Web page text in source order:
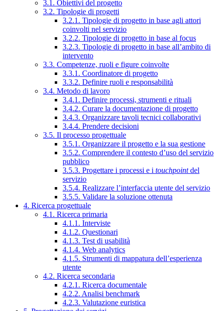
3.1. Obiettivi del progetto
3.2. Tipologie di progetti
3.2.1. Tipologie di progetto in base agli attori
coinvolti nel servizio
3.2.2. Tipologie di progetto in base al focus
3.2.3. Tipologie di progetto in base all’ambito di
intervento
3.3. Competenze, ruoli e figure coinvolte
3.3.1. Coordinatore di progetto
3.3.2. Definire ruoli e responsabilità
3.4. Metodo di lavoro
3.4.1. Definire processi, strumenti e rituali
3.4.2. Curare la documentazione di progetto
3.4.3. Organizzare tavoli tecnici collaborativi
3.4.4. Prendere decisioni
3.5. Il processo progettuale
3.5.1. Organizzare il progetto e la sua gestione
3.5.2. Comprendere il contesto d’uso del servizio
pubblico
3.5.3. Progettare i processi e i touchpointdel
servizio
3.5.4. Realizzare l’interfaccia utente del servizio
3.5.5. Validare la soluzione ottenuta
4. Ricerca progettuale
4.1. Ricerca primaria
4.1.1. Interviste
4.1.2. Questionari
4.1.3. Test di usabilità
4.1.4. Web analytics
4.1.5. Strumenti di mappatura dell’esperienza
utente
4.2. Ricerca secondaria
4.2.1. Ricerca documentale
4.2.2. Analisi benchmark
4.2.3. Valutazione euristica